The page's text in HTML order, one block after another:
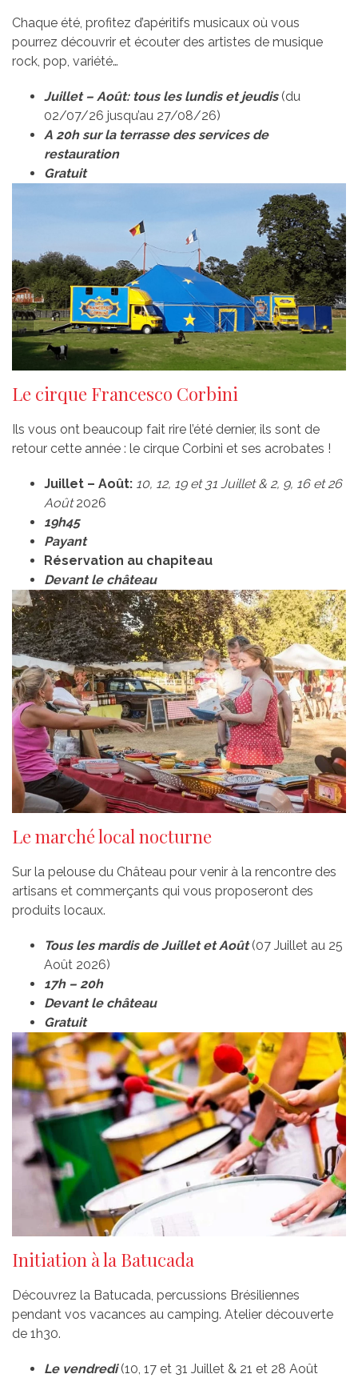
Chaque été, profitez d’apéritifs musicaux où vous
pourrez découvrir et écouter des artistes de musique
rock, pop, variété…
Juillet – Août: tous les lundis et jeudis (du
02/07/26 jusqu’au 27/08/26)
A 20h sur la terrasse des services de
restauration
Gratuit
Le cirque Francesco Corbini
Ils vous ont beaucoup fait rire l’été dernier, ils sont de
retour cette année : le cirque Corbini et ses acrobates !
Juillet – Août: 10, 12, 19 et 31 Juillet & 2, 9, 16 et 26
Août2026
19h45
Payant
Réservation au chapiteau
Devant le château
Le marché local nocturne
Sur la pelouse du Château pour venir à la rencontre des
artisans et commerçants qui vous proposeront des
produits locaux.
Tous les mardis de Juillet et Août(07 Juillet au 25
Août 2026)
17h – 20h
Devant le château
Gratuit
Initiation à la Batucada
Découvrez la Batucada, percussions Brésiliennes
pendant vos vacances au camping. Atelier découverte
de 1h30.
Le vendredi(10, 17 et 31 Juillet & 21 et 28 Août